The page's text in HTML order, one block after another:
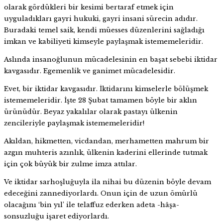
olarak gördükleri bir kesimi bertaraf etmek için
uyguladıkları gayri hukuki, gayri insani sürecin adıdır.
Buradaki temel saik, kendi müesses düzenlerini sağladığı
imkan ve kabiliyeti kimseyle paylaşmak istememeleridir.
Aslında insanoğlunun mücadelesinin en başat sebebi iktidar
kavgasıdır. Egemenlik ve ganimet mücadelesidir.
Evet, bir iktidar kavgasıdır. İktidarını kimselerle bölüşmek
istememeleridir. İşte 28 Şubat tamamen böyle bir aklın
ürünüdür. Beyaz yakalılar olarak pastayı ülkenin
zencileriyle paylaşmak istememeleridir!
Akıldan, hikmetten, vicdandan, merhametten mahrum bir
azgın muhteris azınlık, ülkenin kaderini ellerinde tutmak
için çok büyük bir zulme imza attılar.
Ve iktidar sarhoşluğuyla ila nihai bu düzenin böyle devam
edeceğini zannediyorlardı. Onun için de uzun ömürlü
olacağını ‘bin yıl’ ile telaffuz ederken adeta -hâşa-
sonsuzluğu işaret ediyorlardı.